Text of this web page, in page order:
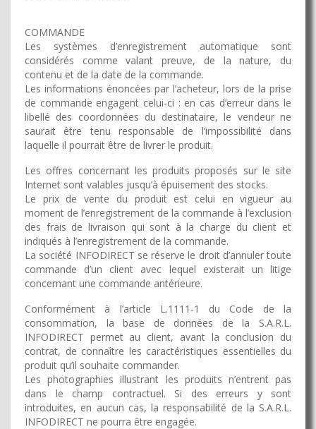
COMMANDE
Les systèmes d’enregistrement automatique sont
considérés comme valant preuve, de la nature, du
contenu et de la date de la commande.
Les informations énoncées par l’acheteur, lors de la prise
de commande engagent celui-ci : en cas d’erreur dans le
libellé des coordonnées du destinataire, le vendeur ne
saurait être tenu responsable de l’impossibilité dans
laquelle il pourrait être de livrer le produit.
Les offres concernant les produits proposés sur le site
Internet sont valables jusqu’à épuisement des stocks.
Le prix de vente du produit est celui en vigueur au
moment de l’enregistrement de la commande à l’exclusion
des frais de livraison qui sont à la charge du client et
indiqués à l’enregistrement de la commande.
La société INFODIRECT se réserve le droit d’annuler toute
commande d’un client avec lequel existerait un litige
concernant une commande antérieure.
Conformément à l’article L.1111-1 du Code de la
consommation, la base de données de la S.A.R.L.
INFODIRECT permet au client, avant la conclusion du
contrat, de connaître les caractéristiques essentielles du
produit qu’il souhaite commander.
Les photographies illustrant les produits n’entrent pas
dans le champ contractuel. Si des erreurs y sont
introduites, en aucun cas, la responsabilité de la S.A.R.L.
INFODIRECT ne pourra être engagée.